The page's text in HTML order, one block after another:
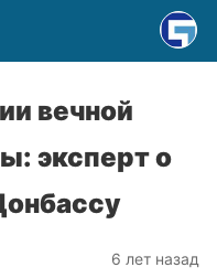
вечной
эксперт о
6 лет назад